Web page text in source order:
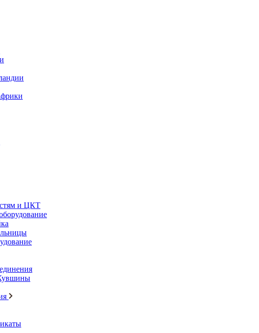
и ЦКТ